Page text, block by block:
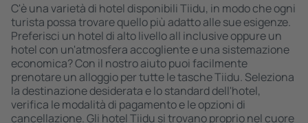
C'è una varietà di hotel disponibili Tiidu, in modo che ogni
turista possa trovare quello più adatto alle sue esigenze.
Preferisci un hotel di alto livello all inclusive oppure un
hotel con un'atmosfera accogliente e una sistemazione
economica? Con il nostro aiuto puoi facilmente
prenotare un alloggio per tutte le tasche Tiidu. Seleziona
la destinazione desiderata e lo standard dell'hotel,
verifica le modalità di pagamento e le opzioni di
cancellazione. Gli hotel Tiidu si trovano proprio nel cuore